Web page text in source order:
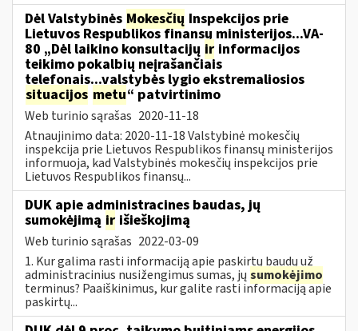
Dėl Valstybinės Mokesčių Inspekcijos prie
Lietuvos Respublikos finansų ministerijos...VA-
80 „Dėl laikino konsultacijų ir informacijos
teikimo pokalbių neįrašančiais
telefonais...valstybės lygio ekstremaliosios
situacijos metu“ patvirtinimo
Web turinio sąrašas 2020-11-18
Atnaujinimo data: 2020-11-18 Valstybinė mokesčių
inspekcija prie Lietuvos Respublikos finansų ministerijos
informuoja, kad Valstybinės mokesčių inspekcijos prie
Lietuvos Respublikos finansų...
DUK apie administracines baudas, jų
sumokėjimą ir išieškojimą
Web turinio sąrašas 2022-03-09
1. Kur galima rasti informaciją apie paskirtų baudų už
administracinius nusižengimus sumas, jų sumokėjimo
terminus? Paaiškinimus, kur galite rasti informaciją apie
paskirtų...